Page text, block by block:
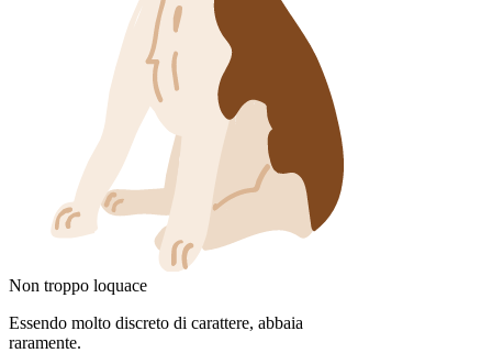
Non troppo loquace
Essendo molto discreto di carattere, abbaia
raramente.